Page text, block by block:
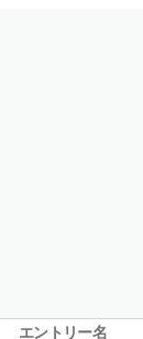
エントリー名